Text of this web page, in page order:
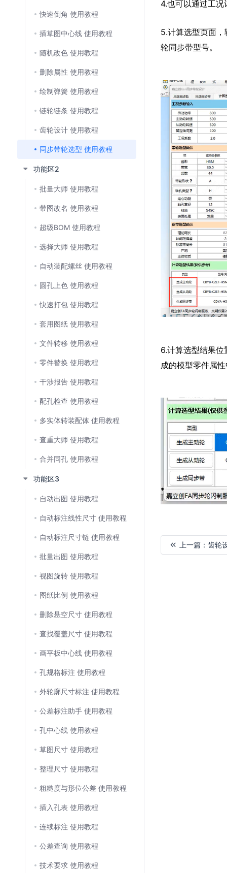
快速倒角 使用教程
插草图中心线 使用教程
随机改色 使用教程
删除属性 使用教程
绘制弹簧 使用教程
链轮链条 使用教程
齿轮设计 使用教程
同步带轮选型 使用教程
功能区2
批量大师 使用教程
带图改名 使用教程
超级BOM 使用教程
选择大师 使用教程
自动装配螺丝 使用教程
圆孔上色 使用教程
快速打包 使用教程
套用图纸 使用教程
文件转移 使用教程
零件替换 使用教程
干涉报告 使用教程
配孔检查 使用教程
多实体转装配体 使用教程
查重大师 使用教程
合并同孔 使用教程
功能区3
自动出图 使用教程
自动标注线性尺寸 使用教程
⾃动标注尺⼨链 使用教程
批量出图 使用教程
视图旋转 使用教程
图纸比例 使用教程
删除悬空尺寸 使用教程
查找覆盖尺寸 使用教程
画平板中心线 使用教程
孔规格标注 使用教程
外轮廓尺寸标注 使用教程
公差标注助手 使用教程
孔中心线 使用教程
草图尺寸 使用教程
整理尺寸 使用教程
粗糙度与形位公差 使用教程
插入孔表 使用教程
连续标注 使用教程
公差查询 使用教程
技术要求 使用教程
4.也可以通过工
5.计算选型页面
轮同步带型号。
6.计算选型结果
成的模型零件属
上一篇： 齿轮